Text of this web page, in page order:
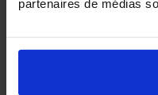
partenaires de médias